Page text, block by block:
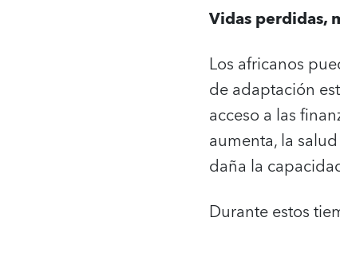
Vidas perdidas,
Los africanos
de adaptación
acceso a las
aumenta, la
daña la
Durante estos